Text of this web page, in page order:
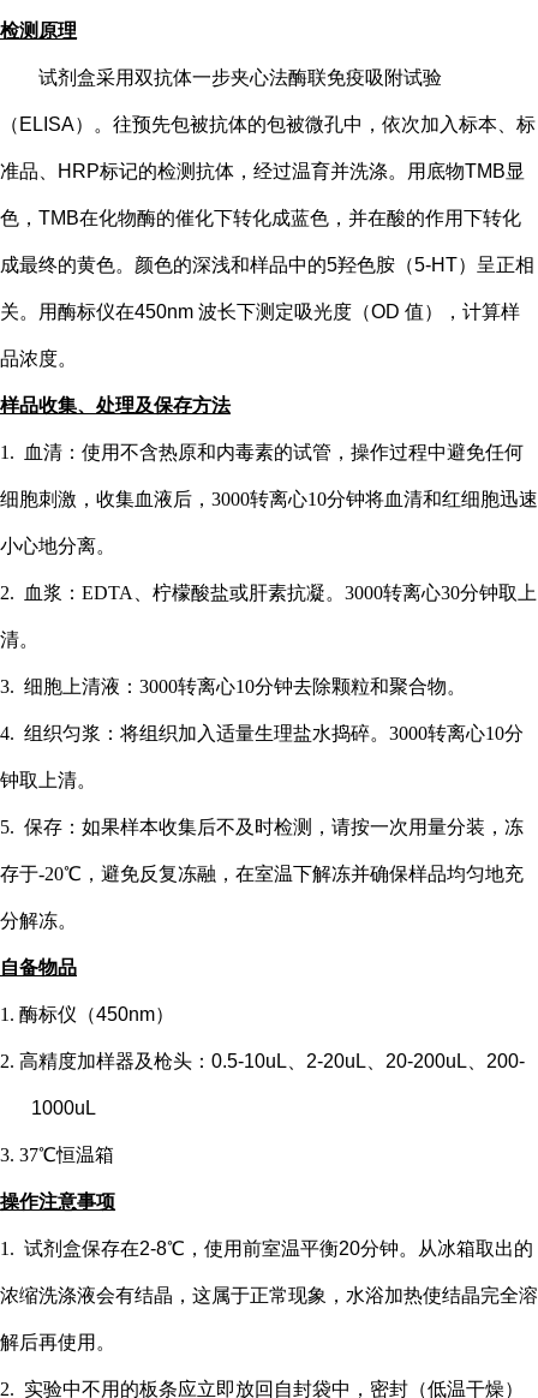
检测原理
试剂盒采用双抗体一步夹心法酶联免疫吸附试验
（ ELISA）。往预先包被抗体的包被微孔中，依次加入标本、标
准品、HRP标记的检测抗体，经过温育并洗涤。用底物TMB显
色，TMB在化物酶的催化下转化成蓝色，并在酸的作用下转化
成最终的黄色。颜色的深浅和样品中的5羟色胺（5-HT） 呈正相
关。用酶标仪在450nm 波长下测定吸光度（OD 值），计算样
品浓度。
样品收集、处理及保存方法
1. 血清：使用不含热原和内毒素的试管，操作过程中避免任何
细胞刺激，收集血液后，3000转离心10分钟将血清和红细胞迅速
小心地分离。
2. 血浆：EDTA、柠檬酸盐或肝素抗凝。3000转离心30分钟取上
清。
3. 细胞上清液：3000转离心10分钟去除颗粒和聚合物。
4. 组织匀浆：将组织加入适量生理盐水捣碎。3000转离心10分
钟取上清。
5. 保存：如果样本收集后不及时检测，请按一次用量分装，冻
存于-20℃，避免反复冻融，在室温下解冻并确保样品均匀地充
分解冻。
自备物品
1. 酶标仪（450nm）
2. 高精度加样器及枪头： 0.5-10uL、2-20uL、20-200uL、200-
1000uL
3. 37℃恒温箱
操作注意事项
1. 试剂盒保存在2-8℃，使用前室温平衡20分钟。从冰箱取出的
浓缩洗涤液会有结晶，这属于正常现象，水浴加热使结晶完全溶
解后再使用。
2. 实验中不用的板条应立即放回自封袋中，密封（低温干燥）